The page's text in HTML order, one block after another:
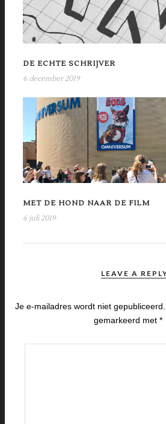
DE ECHTE SCHRIJVER
6 december 2019
MET DE HOND NAAR DE FILM
6 juli 2019
LEAVE A
Je e-mailadres wordt niet gepubliceerd.
gemarkeerd met*